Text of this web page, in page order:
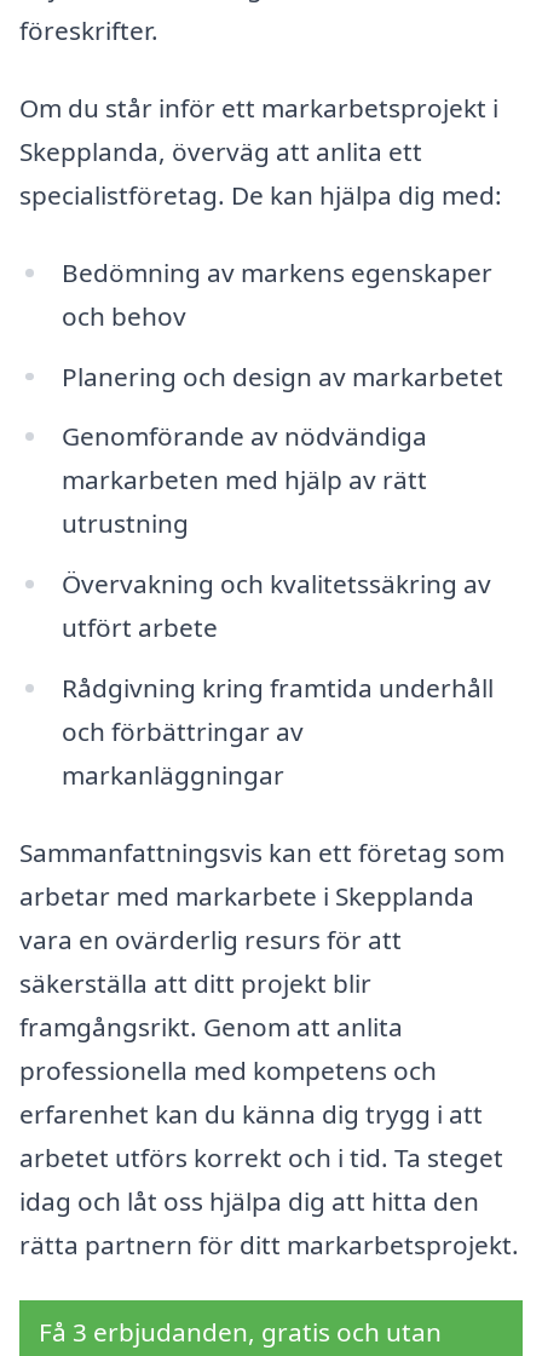
föreskrifter.
Om du står inför ett markarbetsprojekt i
Skepplanda, överväg att anlita ett
specialistföretag. De kan hjälpa dig med:
Bedömning av markens egenskaper
och behov
Planering och design av markarbetet
Genomförande av nödvändiga
markarbeten med hjälp av rätt
utrustning
Övervakning och kvalitetssäkring av
utfört arbete
Rådgivning kring framtida underhåll
och förbättringar av
markanläggningar
Sammanfattningsvis kan ett företag som
arbetar med markarbete i Skepplanda
vara en ovärderlig resurs för att
säkerställa att ditt projekt blir
framgångsrikt. Genom att anlita
professionella med kompetens och
erfarenhet kan du känna dig trygg i att
arbetet utförs korrekt och i tid. Ta steget
idag och låt oss hjälpa dig att hitta den
rätta partnern för ditt markarbetsprojekt.
Få 3 erbjudanden, gratis och utan